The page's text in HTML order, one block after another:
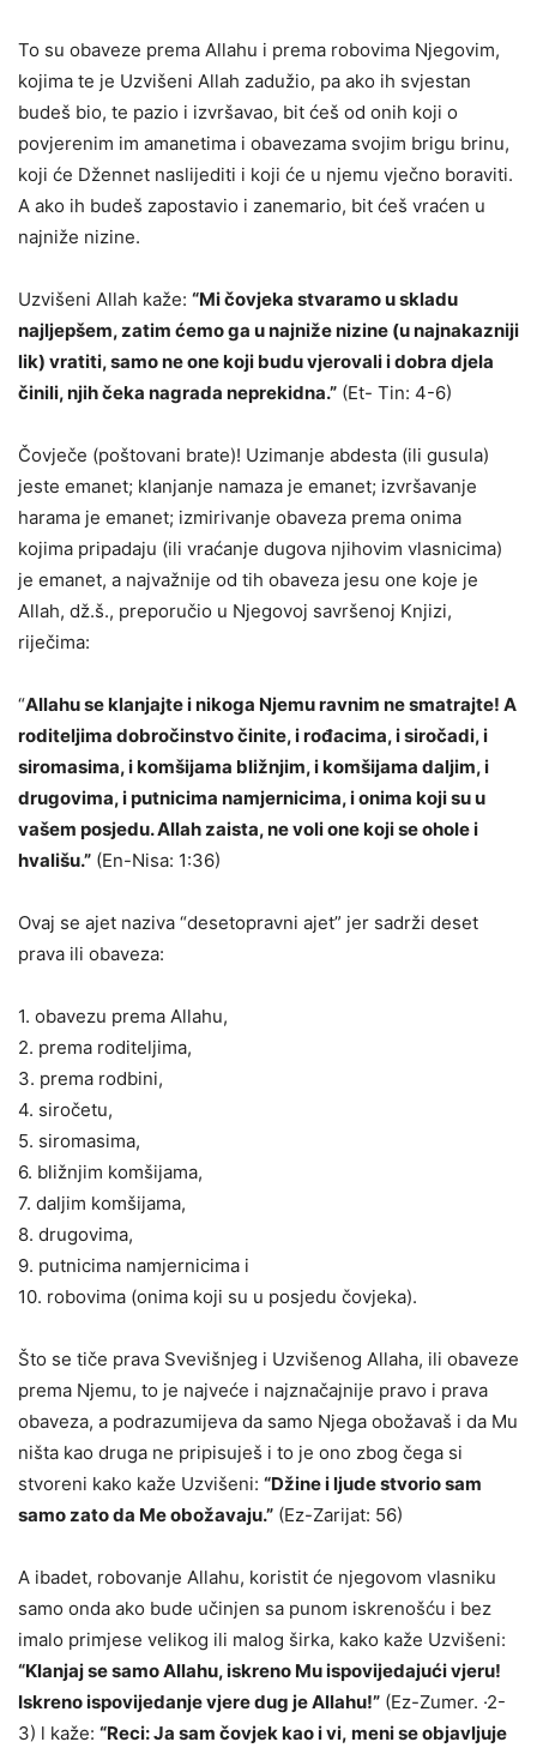
To su obaveze prema Allahu i prema robovima Njegovim,
kojima te je Uzvišeni Allah zadužio, pa ako ih svjestan
budeš bio, te pazio i izvršavao, bit ćeš od onih koji o
povjerenim im amanetima i obavezama svojim brigu brinu,
koji će Džennet naslijediti i koji će u njemu vječno boraviti.
A ako ih budeš zapostavio i zanemario, bit ćeš vraćen u
najniže nizine.
Uzvišeni Allah kaže: “Mi čovjeka stvaramo u skladu
najljepšem, zatim ćemo ga u najniže nizine (u najnakazniji
lik) vratiti,samo ne one koji budu vjerovali i dobra djela
činili,njih čeka nagrada neprekidna.” (Et- Tin: 4-6)
Čovječe (poštovani brate)! Uzimanje abdesta (ili gusula)
jeste emanet; klanjanje namaza je emanet; izvršavanje
harama je emanet; izmirivanje obaveza prema onima
kojima pripadaju (ili vraćanje dugova njihovim vlasnicima)
je emanet, a najvažnije od tih obaveza jesu one koje je
Allah, dž.š., preporučio u Njegovoj savršenoj Knjizi,
riječima:
“Allahu se klanjajte i nikoga Njemu ravnim ne smatrajte! A
roditeljima dobročinstvo činite, i rođacima, i siročadi,i
siromasima, i komšijama bližnjim, i komšijama daljim, i
drugovima, i putnicima namjernicima, i onima koji su u
vašem posjedu. Allah zaista, ne voli one koji se ohole i
hvališu.” (En-Nisa: 1:36)
Ovaj se ajet naziva “desetopravni ajet” jer sadrži deset
prava ili obaveza:
1. obavezu prema Allahu,
2. prema roditeljima,
3. prema rodbini,
4. siročetu,
5. siromasima,
6. bližnjim komšijama,
7. daljim komšijama,
8. drugovima,
9. putnicima namjernicima i
10. robovima (onima koji su u posjedu čovjeka).
Što se tiče prava Svevišnjeg i Uzvišenog Allaha, ili obaveze
prema Njemu, to je najveće i najznačajnije pravo i prava
obaveza, a podrazumijeva da samo Njega obožavaš i da Mu
ništa kao druga ne pripisuješ i to je ono zbog čega si
stvoreni kako kaže Uzvišeni: “Džine i ljude stvorio sam
samo zato da Me obožavaju.” (Ez-Zarijat: 56)
A ibadet, robovanje Allahu, koristit će njegovom vlasniku
samo onda ako bude učinjen sa punom iskrenošću i bez
imalo primjese velikog ili malog širka, kako kaže Uzvišeni:
“Klanjajse samo Allahu, iskreno Mu ispovijedajući vjeru!
Iskreno ispovijedanje vjere dug je Allahu!” (Ez-Zumer. ·2-
3) l kaže: “Reci: Ja sam čovjek kao i vi, meni se objavljuje